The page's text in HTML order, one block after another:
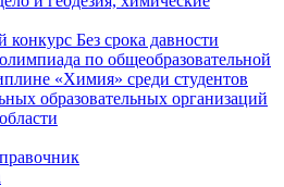
конкурс Без срока давности
по общеобразовательной
«Химия» среди студентов
образовательных организаций